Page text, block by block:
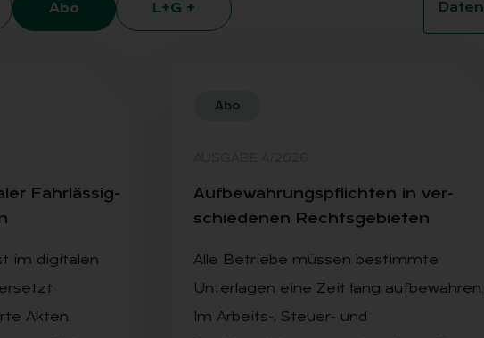
Abo L+G +
Fahr­läs­sig­
im digitalen
Akten.
Abo
Auf­be­wah­rungs­pflich­ten in ver­
schie­de­nen Rechts­ge­bie­ten
Alle Betriebe müssen bestimmte
Unterlagen eine Zeit lang aufbewahren.
Im Arbeits-, Steuer- und